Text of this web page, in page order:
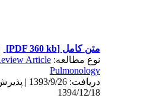
متن کامل[PDF 360 kb]
نوع مطالعه:Review Article
Pulmonology
1394/12/18